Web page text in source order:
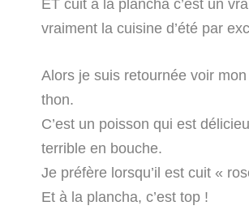
ET cuit à la plancha c’est un
vraiment la cuisine d’été par
Alors je suis retournée voir
thon.
C’est un poisson qui est
terrible en bouche.
Je préfère lorsqu’il est cuit «
Et à la plancha, c’est top !